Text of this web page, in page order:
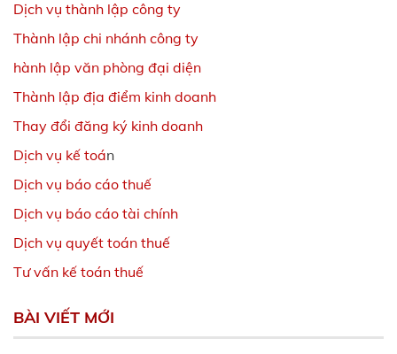
Dịch vụ thành lập công ty
Thành lập chi nhánh công ty
hành lập văn phòng đại diện
Thành lập địa điểm kinh doanh
Thay đổi đăng ký kinh doanh
Dịch vụ kế toán
Dịch vụ báo cáo thuế
Dịch vụ báo cáo tài chính
Dịch vụ quyết toán thuế
Tư vấn kế toán thuế
BÀI VIẾT MỚI